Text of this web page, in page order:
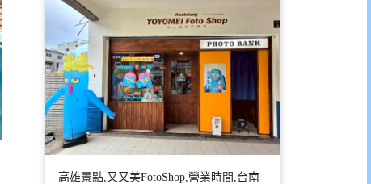
高雄景點,又又美FotoShop,營業時間,台南